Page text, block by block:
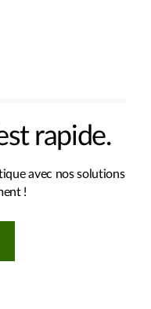
rapide.
avec nos solutions
!